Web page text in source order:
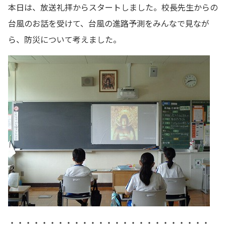
本日は、放送礼拝からスタートしました。校長先生からの
台風のお話を受けて、台風の進路予測をみんなで見なが
ら、防災について考えました。
・・・・・・・・・・・・・・・・・・・・・・・・・